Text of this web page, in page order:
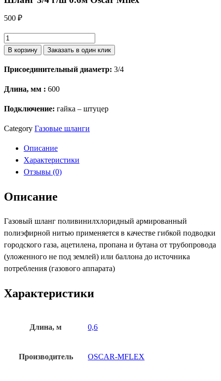
500 ₽
Количество
товара
3/4
г/
0.6м
Mflex
В корзину Заказать в один клик
Присоединительный диаметр: 3/4
Длина, мм : 600
Подключение: гайка – штуцер
Category Газовые шланги
Описание
Характеристики
Отзывы (0)
Описание
Газовый шланг поливинилхлоридный армированный
полиэфирной нитью применяется в качестве гибкой подводки
городского газа, ацетилена, пропана и бутана от трубопровода
(уложенного не под землей) или баллона до источника
потребления (газового аппарата)
Характеристики
Длина, м 0,6
Производитель OSCAR-MFLEX